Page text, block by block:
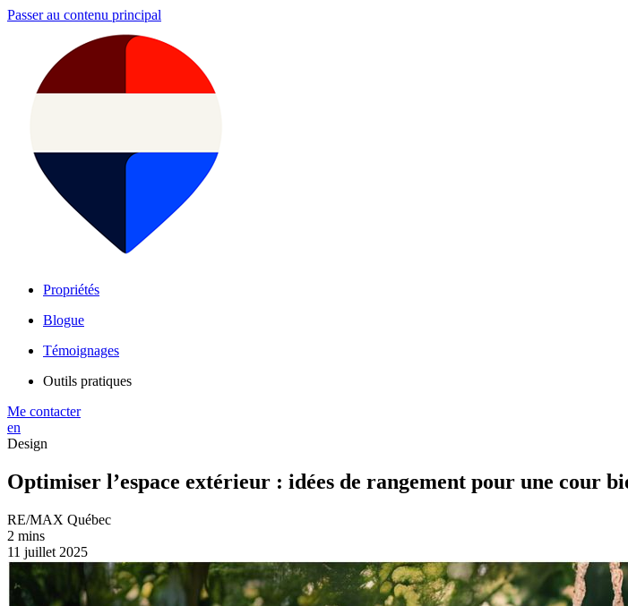
Passer au contenu principal
Propriétés
Blogue
Témoignages
Outils pratiques
Me contacter
en
Design
Optimiser l’espace extérieur : idées de rangement pour une cour
RE/MAX Québec
2 mins
11 juillet 2025